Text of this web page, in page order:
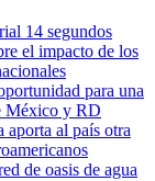
14 segundos
el impacto de los
para una
México y RD
al país otra
de oasis de agua